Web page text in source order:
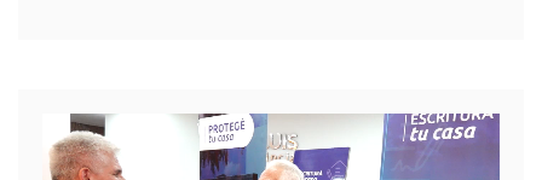
Reproductor
de